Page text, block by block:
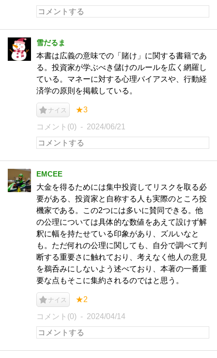
雪だるま
本書は広義の意味での「賭け」に関する書籍であ
る。投資家が学ぶべき儲けのルールを広く網羅し
ている。マネーに対する心理バイアスや、行動経
済学の原則を掲載している。
ナイス ★3
コメント(0) 2024/06/21
EMCEE
大金を得るためには集中投資してリスクを取る必
要がある、投資家と自称する人も実際のところ投
機家である。この2つには多いに賛同できる。他
の公理については具体的な数値をあえて設けず解
釈に幅を持たせている印象があり、ズルいなと
も。ただ何れの公理に関しても、自分で調べて判
断する重要さに触れており、考えなく他人の意見
を鵜呑みにしないよう述べており、本著の一番重
要な点もそこに集約されるのではと思う。
ナイス ★2
コメント(0) 2024/04/14